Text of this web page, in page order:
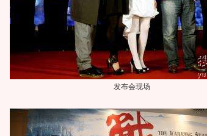
发布会现场